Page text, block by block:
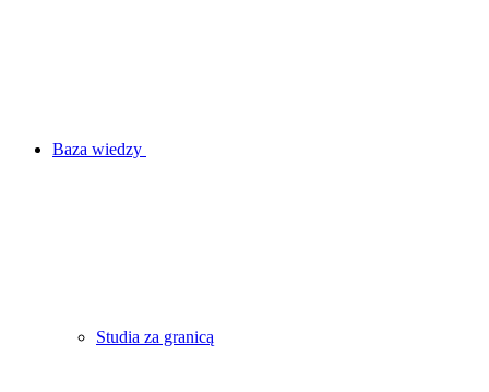
Baza wiedzy
Studia za granicą